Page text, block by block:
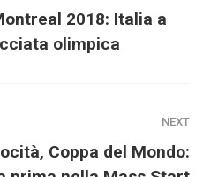
2018: Italia a
olimpica
NEXT
Coppa del Mondo: